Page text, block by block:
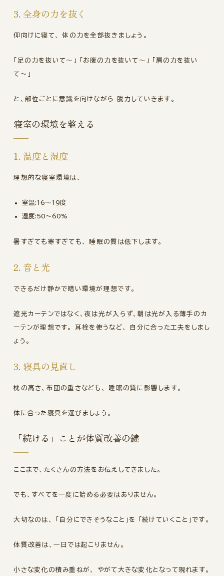
3. 全身の力を抜く
仰向けに寝て、 体の力を全部抜きましょう。
「足の力を抜いて〜」 「お腹の力を抜いて〜」 「肩の力を抜い
て〜」
と、部位ごとに意識を向けながら 脱力していきます。
寝室の環境を整える
1. 温度と湿度
理想的な寝室環境は、
室温:16〜19度
湿度:50〜60%
暑すぎても寒すぎても、 睡眠の質は低下します。
2. 音と光
できるだけ静かで暗い環境が理想です。
遮光カーテンではなく、夜は光が入らず、朝は光が入る薄手のカ
ーテンが理想です。 耳栓を使うなど、 自分に合った工夫をしまし
ょう。
3. 寝具の見直し
枕の高さ、布団の重さなども、 睡眠の質に影響します。
体に合った寝具を選びましょう。
「続ける」ことが体質改善の鍵
ここまで、たくさんの方法をお伝えしてきました。
でも、すべてを一度に始める必要はありません。
大切なのは、 「自分にできそうなこと」を 「続けていくこと」です。
体質改善は、一日では起こりません。
小さな変化の積み重ねが、 やがて大きな変化となって現れます。